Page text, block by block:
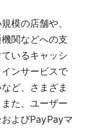
模の店舗や、
関などへの支
いるキャッシ
ンサービスで
ど、さまざま
た、ユーザー
よびPayPayマ